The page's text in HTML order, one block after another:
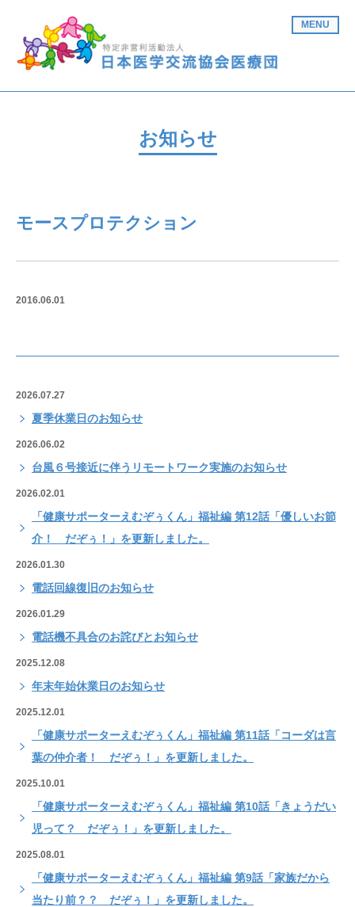
MENU
お知らせ
モースプロテクション
2016.06.01
2026.07.27
夏季休業日のお知らせ
2026.06.02
台風６号接近に伴うリモートワーク実施のお知らせ
2026.02.01
「健康サポーターえむぞぅくん」福祉編 第12話「優しいお節
介！ だぞぅ！」を更新しました。
2026.01.30
電話回線復旧のお知らせ
2026.01.29
電話機不具合のお詫びとお知らせ
2025.12.08
年末年始休業日のお知らせ
2025.12.01
「健康サポーターえむぞぅくん」福祉編 第11話「コーダは言
葉の仲介者！ だぞぅ！」を更新しました。
2025.10.01
「健康サポーターえむぞぅくん」福祉編 第10話「きょうだい
児って？ だぞぅ！」を更新しました。
2025.08.01
「健康サポーターえむぞぅくん」福祉編 第9話「家族だから
当たり前？？ だぞぅ！」を更新しました。